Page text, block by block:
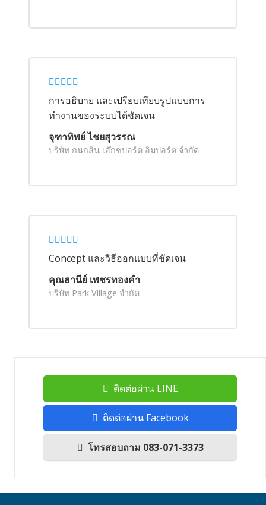
การอธิบาย และเปรียบเทียบรูปแบบการ
ทำงานของระบบได้ชัดเจน
จุฑาทิพย์ ไชยสุวรรณ
บริษัท กนกสิน เอ๊กซปอร์ต อิมปอร์ต จำกัด
Concept และวิธีออกแบบที่ชัดเจน
คุณฮานีย์ เพชรทองคำ
บริษัท Park Village จำกัด
ติดต่อผ่าน LINE
ติดต่อผ่าน Facebook
โทรสอบถาม 083-071-3373